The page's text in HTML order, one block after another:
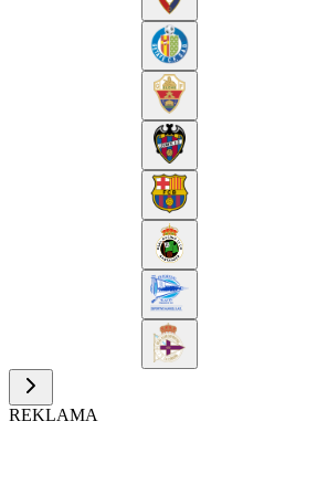
REKLAMA